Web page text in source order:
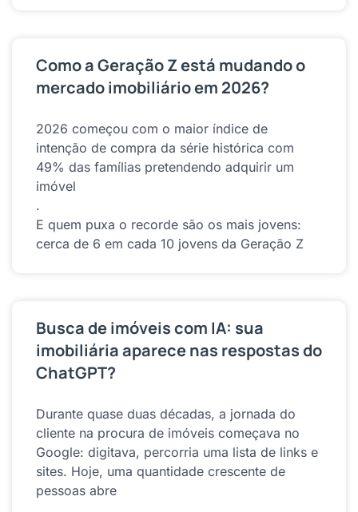
Como a Geração Z está mudando o
mercado imobiliário em 2026?
2026 começou com o maior índice de
intenção de compra da série histórica com
49% das famílias pretendendo adquirir um
imóvel
.
E quem puxa o recorde são os mais jovens:
cerca de 6 em cada 10 jovens da Geração Z
Busca de imóveis com IA: sua
imobiliária aparece nas respostas do
ChatGPT?
Durante quase duas décadas, a jornada do
cliente na procura de imóveis começava no
Google: digitava, percorria uma lista de links e
sites. Hoje, uma quantidade crescente de
pessoas abre